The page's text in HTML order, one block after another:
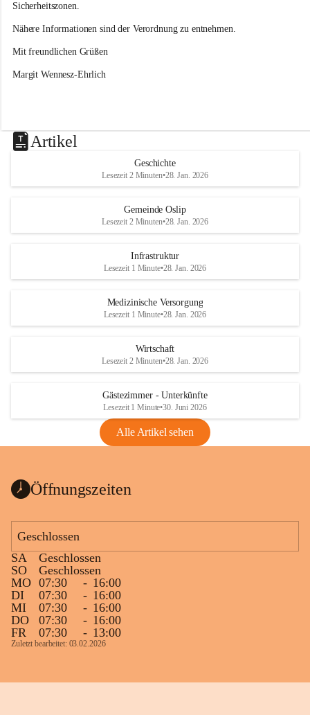
Sicherheitszonen.
Nähere Informationen sind der Verordnung zu entnehmen.
Mit freundlichen Grüßen
Margit Wennesz-Ehrlich
Artikel
Geschichte
Lesezeit 2 Minuten•28. Jan. 2026
Gemeinde Oslip
Lesezeit 2 Minuten•28. Jan. 2026
Infrastruktur
Lesezeit 1 Minute•28. Jan. 2026
Medizinische Versorgung
Lesezeit 1 Minute•28. Jan. 2026
Wirtschaft
Lesezeit 2 Minuten•28. Jan. 2026
Gästezimmer - Unterkünfte
Lesezeit 1 Minute•30. Juni 2026
Alle Artikel sehen
Öffnungszeiten
Geschlossen
SA
Geschlossen
SO
Geschlossen
MO 07:30 - 16:00
DI
07:30 - 16:00
MI
07:30 - 16:00
DO
07:30 - 16:00
FR
07:30 - 13:00
Zuletzt bearbeitet: 03.02.2026